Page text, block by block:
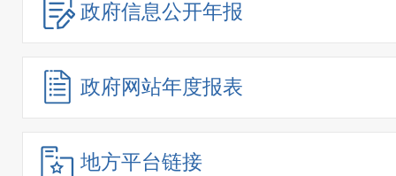
政府信息公开年报
政府网站年度报表
地方平台链接